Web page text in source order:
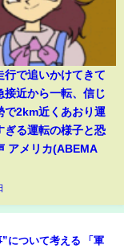
行で追いかけてきて
接近から一転、信じ
で2km近くあおり運
る運転の様子と恐
アメリカ(ABEMA
ついて考える 「軍